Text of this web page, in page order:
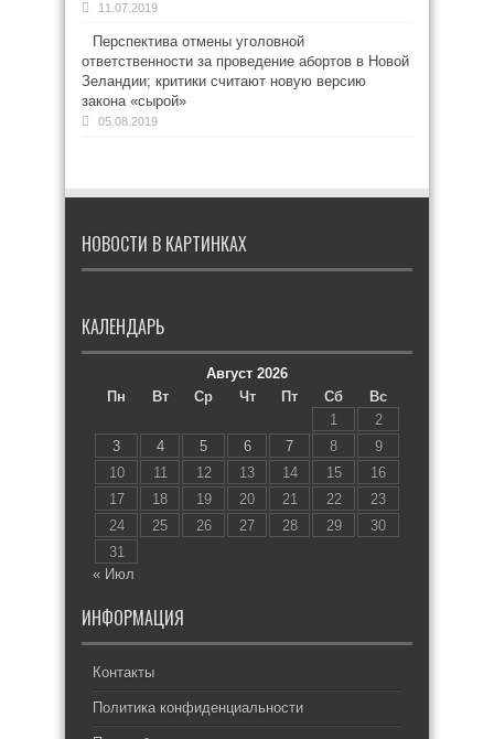
11.07.2019
Перспектива отмены уголовной
ответственности за проведение абортов в Новой
Зеландии; критики считают новую версию
закона «сырой»
05.08.2019
НОВОСТИ В КАРТИНКАХ
КАЛЕНДАРЬ
Август 2026
Пн
Вт Ср Чт Пт Сб
Вс
1
2
3
4 5 6 7 8
9
10
11 12 13 14 15
16
17
18 19 20 21 22
23
24
25 26 27 28 29
30
31
« Июл
ИНФОРМАЦИЯ
Контакты
Политика конфиденциальности